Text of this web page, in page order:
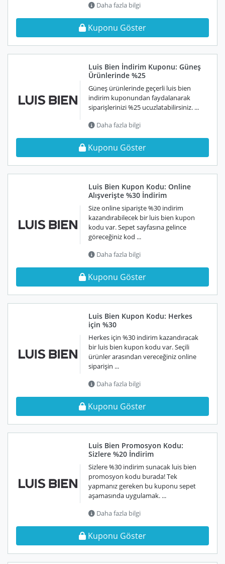
Daha fazla bilgi
Kuponu Göster
Luis Bien İndirim Kuponu: Güneş
Ürünlerinde %25
Güneş ürünlerinde geçerli luis bien
indirim kuponundan faydalanarak
siparişlerinizi %25 ucuzlatabilirsiniz. ...
Daha fazla bilgi
Kuponu Göster
Luis Bien Kupon Kodu: Online
Alışverişte %30 İndirim
Size online siparişte %30 indirim
kazandırabilecek bir luis bien kupon
kodu var. Sepet sayfasına gelince
göreceğiniz kod ...
Daha fazla bilgi
Kuponu Göster
Luis Bien Kupon Kodu: Herkes
için %30
Herkes için %30 indirim kazandıracak
bir luis bien kupon kodu var. Seçili
ürünler arasından vereceğiniz online
siparişin ...
Daha fazla bilgi
Kuponu Göster
Luis Bien Promosyon Kodu:
Sizlere %20 İndirim
Sizlere %30 indirim sunacak luis bien
promosyon kodu burada! Tek
yapmanız gereken bu kuponu sepet
aşamasında uygulamak. ...
Daha fazla bilgi
Kuponu Göster